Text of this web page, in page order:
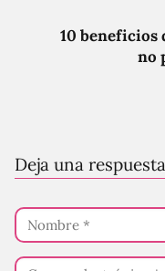
10 beneficios
no
Deja una respuesta